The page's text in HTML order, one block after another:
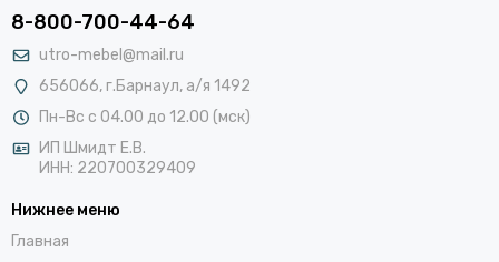
8-800-700-44-64
utro-mebel@mail.ru
656066, г.Барнаул, а/я 1492
Пн-Вс с 04.00 до 12.00 (мск)
ИП Шмидт Е.В.
ИНН: 220700329409
Нижнее меню
Главная